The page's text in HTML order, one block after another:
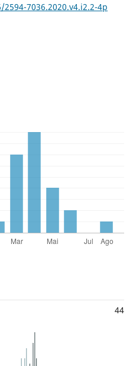
7036.2020.v4.i2.2-4p
44